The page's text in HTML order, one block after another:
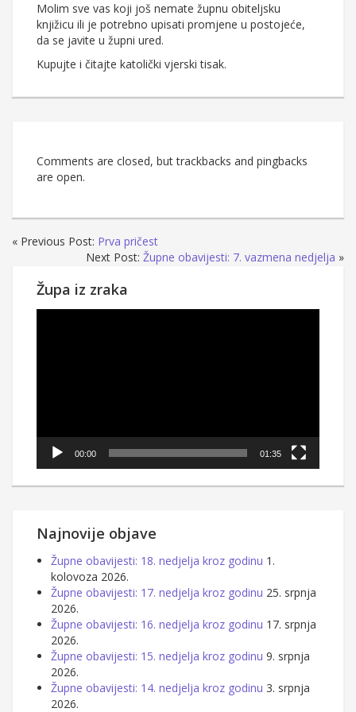
Molim sve vas koji još nemate župnu obiteljsku
knjižicu ili je potrebno upisati promjene u postojeće,
da se javite u župni ured.
Kupujte i čitajte katolički vjerski tisak.
Comments are closed, but trackbacks and pingbacks
are open.
« Previous Post: Prva pričest
Next Post: Župne obavijesti: 7. vazmena nedjelja »
Župa iz zraka
00:00 01:35
Najnovije objave
Župne obavijesti: 18. nedjelja kroz godinu 1.
kolovoza 2026.
Župne obavijesti: 17. nedjelja kroz godinu 25. srpnja
2026.
Župne obavijesti: 16. nedjelja kroz godinu 17. srpnja
2026.
Župne obavijesti: 15. nedjelja kroz godinu 9. srpnja
2026.
Župne obavijesti: 14. nedjelja kroz godinu 3. srpnja
2026.